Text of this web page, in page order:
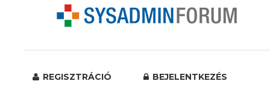
REGISZTRÁCIÓ BEJELENTKEZÉS